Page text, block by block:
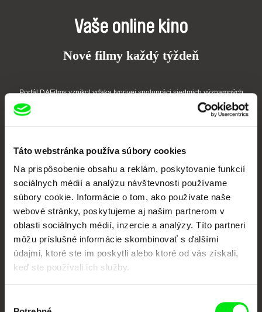
Táto webstránka používa súbory cookies
Na prispôsobenie obsahu a reklám, poskytovanie funkcií
sociálnych médií a analýzu návštevnosti používame
súbory cookie. Informácie o tom, ako používate naše
webové stránky, poskytujeme aj našim partnerom v
oblasti sociálnych médií, inzercie a analýzy. Títo partneri
môžu príslušné informácie skombinovať s ďalšími
údajmi, ktoré ste im poskytli alebo ktoré od vás získali,
keď ste používali ich služby.
Vaše online kino
Nové filmy každý týždeň
Portál DAFilms vznikol vďaka tvorivej spolupráci siedmich významných
európskych festivalov dokumentárneho filmu združených pod Doc Alliance.
CPH:DOX Doclisboa
Millennium Docs
Against Gravity
DOK Leipzig